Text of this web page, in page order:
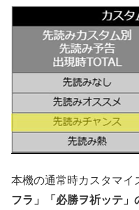
本機の通常時カスタマイ
フラ」「必勝ヲ祈ッテ」